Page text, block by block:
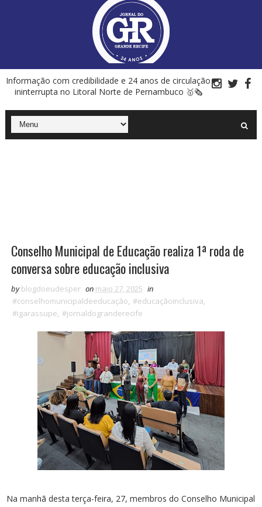
Informação com credibilidade e 24 anos de circulação
ininterrupta no Litoral Norte de Pernambuco 🥇🗞
Conselho Municipal de Educação realiza 1ª roda de
conversa sobre educação inclusiva
by blogdoeudesper on maio 27, 2025 in
#conselhomunicipaldeeducação, #educaçãoinclusiva,
#igarassupe, #jornaldogranderecife
Na manhã desta terça-feira, 27, membros do Conselho Municipal